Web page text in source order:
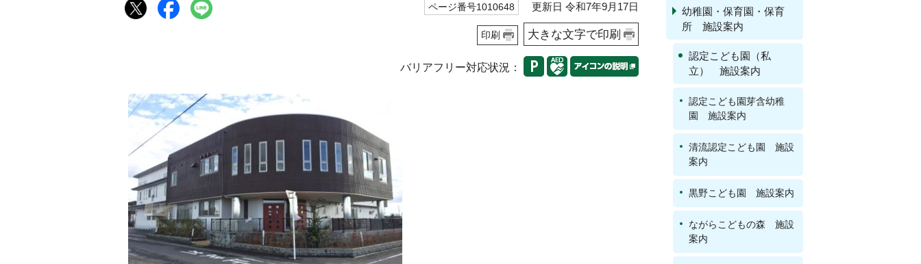
ページ番号1010648 更新日 令和7年9月17日
印刷 大きな文字で印刷
バリアフリー対応状況：
幼稚園・保育園・保育
所 施設案内
認定こども園（私
立） 施設案内
認定こども園芽含幼稚
園 施設案内
清流認定こども園 施設
案内
黒野こども園 施設案内
ながらこどもの森 施設
案内